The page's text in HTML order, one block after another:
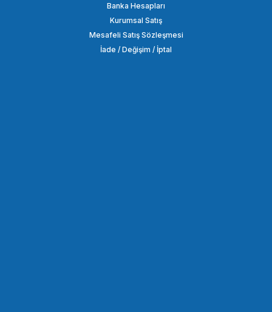
Banka Hesapları
Kurumsal Satış
Mesafeli Satış Sözleşmesi
İade / Değişim / İptal